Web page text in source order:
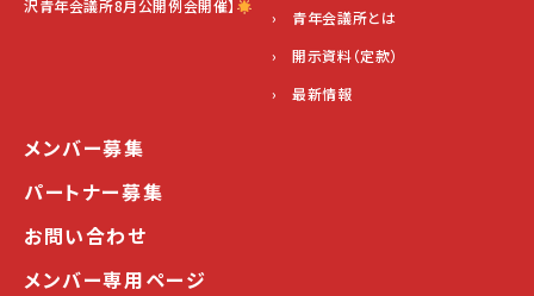
沢青年会議所8月公開例会開催】
› 青年会議所とは
› 開示資料（定款）
› 最新情報
メンバー募集
パートナー募集
お問い合わせ
メンバー専用ページ